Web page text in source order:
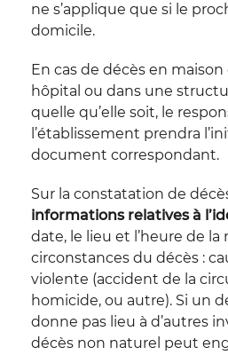
ne s’applique que si le
domicile.
En cas de décès en
hôpital ou dans une
quelle qu’elle soit, le
l’établissement prendra
document correspondant.
Sur la constatation de
informations relatives à
date, le lieu et l’heure de
circonstances du décès :
violente (accident de la
homicide, ou autre). Si un
donne pas lieu à d’autres
décès non naturel peut